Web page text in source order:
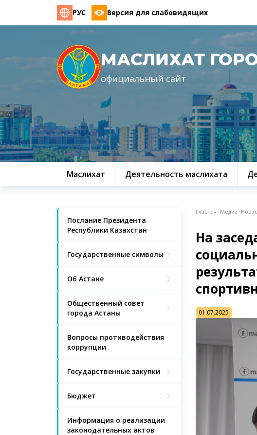
РУС Версия для слабовидящих
МАСЛИХАТ
официальный сайт
Маслихат Деятельность маслихата
Послание Президента
Республики Казахстан
Государственные символы
Об Астане
Общественный совет
города Астаны
Вопросы противодействия
коррупции
Государственные закупки
Бюджет
Информация о реализации
законодательных актов
Главная Медиа
На
01.07.2025